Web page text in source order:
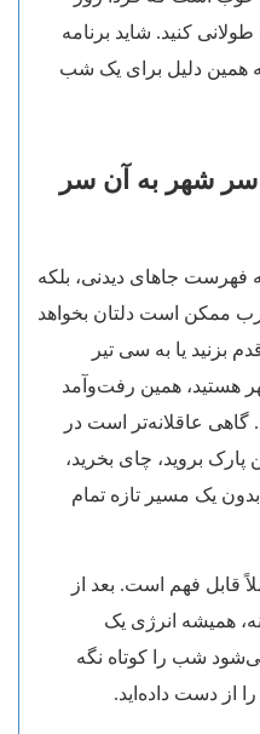
کنید. شاید برنامه
همین دلیل برای یک شب
سر شهر به آن سر
فهرست جاهای دیدنی، بلکه
ممکن است دلتان بخواهد
بزنید یا به سی تیر
هستید، همین رفت‌وآمد
گاهی عاقلانه‌تر است در
پارک بروید، چای بخرید،
بدون یک مسیر تازه تمام
قابل فهم است. بعد از
همیشه انرژی یک
شب را کوتاه نگه
از دست داده‌اید.